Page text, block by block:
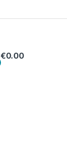
€0.00